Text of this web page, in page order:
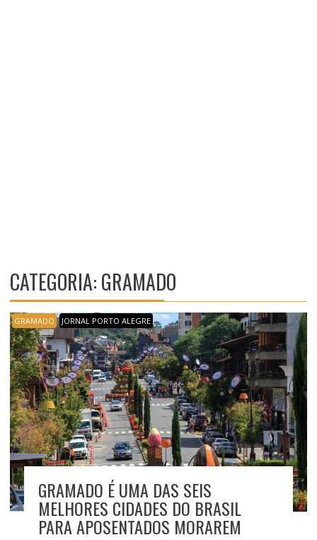
CATEGORIA: GRAMADO
GRAMADO JORNAL PORTO ALEGRE
GRAMADO É UMA DAS SEIS
MELHORES CIDADES DO BRASIL
PARA APOSENTADOS MORAREM